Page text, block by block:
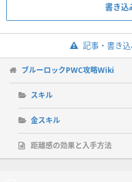
書き込
記事・書き
ブルーロックPWC攻略Wiki
スキル
金スキル
距離感の効果と入手方法